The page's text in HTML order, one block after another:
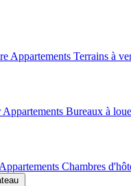
Appartements Terrains à
Appartements Bureaux à
Appartements Chambres